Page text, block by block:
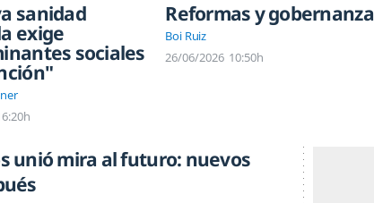
sanidad
exige
sociales
Reformas y gobernanza
Boi Ruiz
26/06/2026 10:50h
unió mira al futuro: nuevos